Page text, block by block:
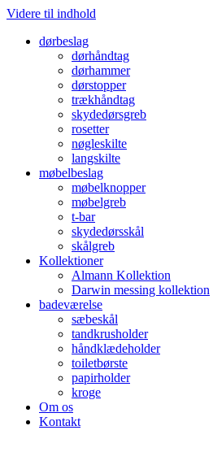
Videre til indhold
dørbeslag
dørhåndtag
dørhammer
dørstopper
trækhåndtag
skydedørsgreb
rosetter
nøgleskilte
langskilte
møbelbeslag
møbelknopper
møbelgreb
t-bar
skydedørsskål
skålgreb
Kollektioner
Almann Kollektion
Darwin messing kollektion
badeværelse
sæbeskål
tandkrusholder
håndklædeholder
toiletbørste
papirholder
kroge
Om os
Kontakt